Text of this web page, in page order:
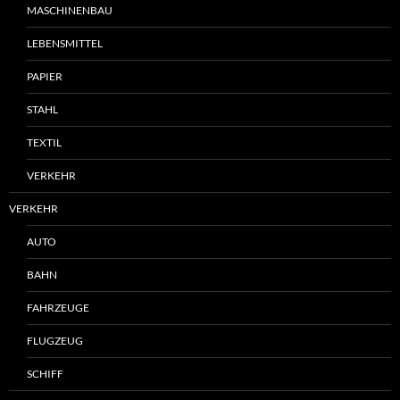
MASCHINENBAU
LEBENSMITTEL
PAPIER
STAHL
TEXTIL
VERKEHR
VERKEHR
AUTO
BAHN
FAHRZEUGE
FLUGZEUG
SCHIFF